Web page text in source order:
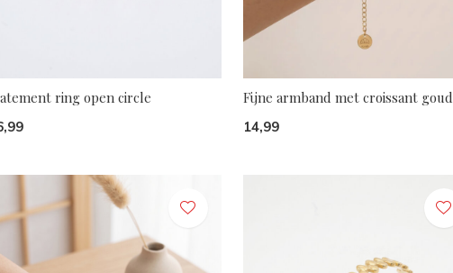
ring open circle Fijne armband met croissant goud
14,99